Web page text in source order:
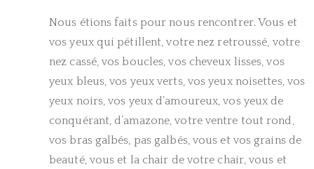
Nous étions faits pour nous rencontrer. Vous et
vos yeux qui pétillent, votre nez retroussé, votre
nez cassé, vos boucles, vos cheveux lisses, vos
yeux bleus, vos yeux verts, vos yeux noisettes, vos
yeux noirs, vos yeux d’amoureux, vos yeux de
conquérant, d’amazone, votre ventre tout rond,
vos bras galbés, pas galbés, vous et vos grains de
beauté, vous et la chair de votre chair, vous et